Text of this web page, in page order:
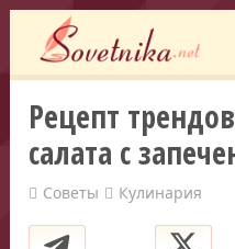
Рецепт
салата с
Советы Кулинария